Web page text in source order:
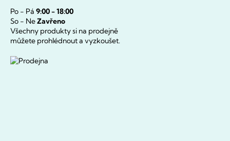
Po - Pá 9:00 - 18:00
So - NeZavřeno
Všechny produkty si na prodejně
můžete prohlédnout a vyzkoušet.